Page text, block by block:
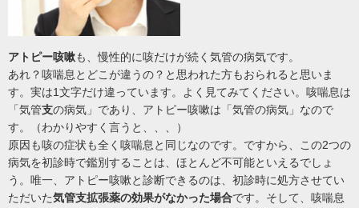
アトピー咳嗽も、慢性的に咳だけが続く気管の病気です。
あれ？咳喘息とどこが違うの？と思われた方もおられると思いま
す。実は1文字だけ違っています。よく見てみてください。咳喘息は
「気管支の病気」であり、アトピー咳嗽は「気管の病気」なので
す。（わかりやすく言うと、、、）
原因も咳の症状も全く咳喘息と同じなのです。ですから、この2つの
病気を初診時で鑑別することは、ほとんど不可能といえるでしょ
う。唯一、アトピー咳嗽と診断できるのは、初診時に処方させてい
ただいた気管支拡張薬の効果がなかった場合です。そして、咳喘息